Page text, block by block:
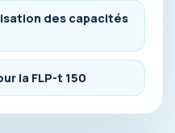
des capacités
la FLP-t 150